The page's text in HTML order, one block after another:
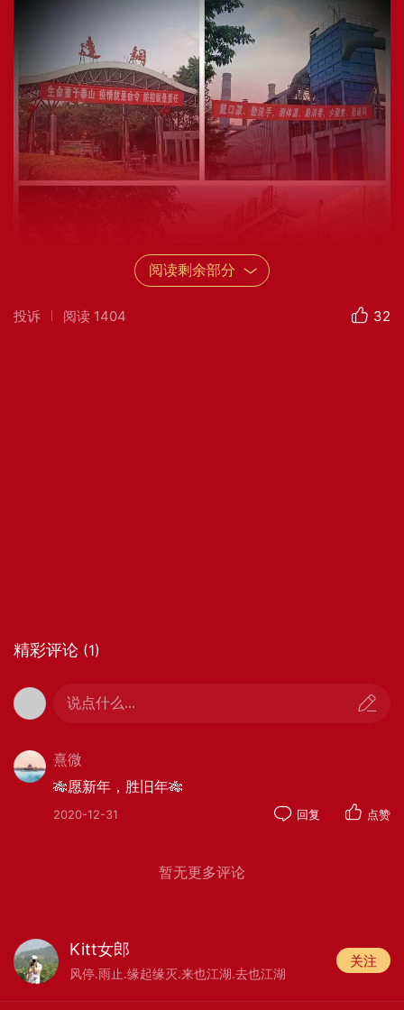
阅读剩余部分
投诉 阅读 1404 32
精彩评论 (1)
说点什么...
熹微
🎋愿新年，胜旧年🎋
2020-12-31 回复 点赞
暂无更多评论
Kitt女郎
风停.雨止.缘起缘灭.来也江湖.去也江湖
关注